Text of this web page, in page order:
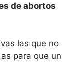
de abortos
las que no
para que un